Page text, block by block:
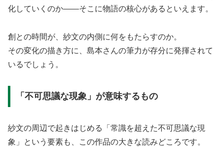
化していくのか——そこに物語の核心があるといえます。
創との時間が、紗文の内側に何をもたらすのか。
その変化の描き方に、島本さんの筆力が存分に発揮されて
いるでしょう。
「不可思議な現象」が意味するもの
紗文の周辺で起きはじめる「常識を超えた不可思議な現
象」という要素も、この作品の大きな読みどころです。